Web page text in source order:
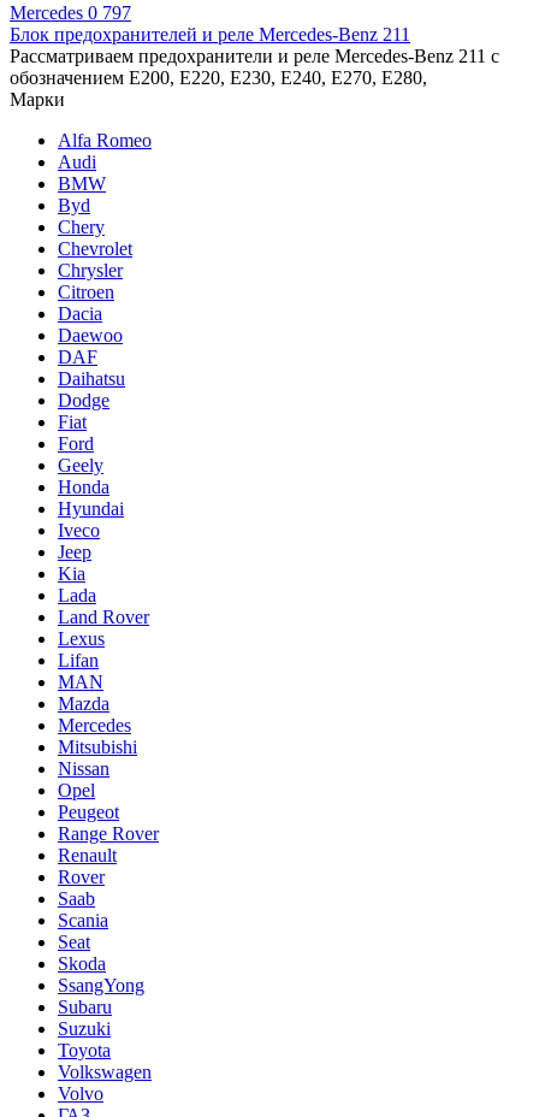
Mercedes 0 797
Блок предохранителей и реле Mercedes-Benz 211
Рассматриваем предохранители и реле Mercedes-Benz 211 с
обозначением E200, E220, E230, E240, E270, E280,
Марки
Alfa Romeo
Audi
BMW
Byd
Chery
Chevrolet
Chrysler
Citroen
Dacia
Daewoo
DAF
Daihatsu
Dodge
Fiat
Ford
Geely
Honda
Hyundai
Iveco
Jeep
Kia
Lada
Land Rover
Lexus
Lifan
MAN
Mazda
Mercedes
Mitsubishi
Nissan
Opel
Peugeot
Range Rover
Renault
Rover
Saab
Scania
Seat
Skoda
SsangYong
Subaru
Suzuki
Toyota
Volkswagen
Volvo